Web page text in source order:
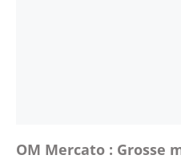
OM Mercato : Grosse